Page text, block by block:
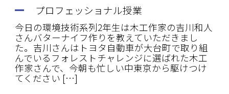
プロフェッショナル授業
今日の環境技術系列2年生は木工作家の吉川和人
さんバターナイフ作りを教えていただきまし
た。吉川さんはトヨタ自動車が大台町で取り組
んでいるフォレストチャレンジに選ばれた木工
作家さんで、今朝も忙しい中東京から駆けつけ
てください […]